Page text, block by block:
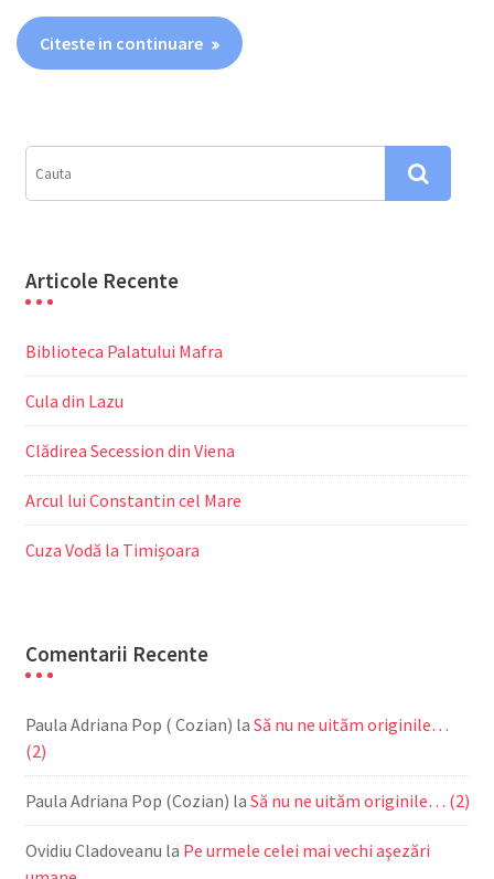
Citeste in continuare
Articole Recente
Biblioteca Palatului Mafra
Cula din Lazu
Clădirea Secession din Viena
Arcul lui Constantin cel Mare
Cuza Vodă la Timișoara
Comentarii Recente
Paula Adriana Pop ( Cozian) la Să nu ne uităm originile…
(2)
Paula Adriana Pop (Cozian) la Să nu ne uităm originile… (2)
Ovidiu Cladoveanu la Pe urmele celei mai vechi aşezări